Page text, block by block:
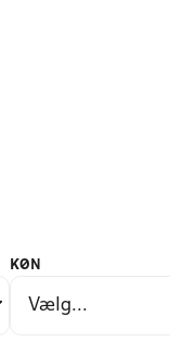
KØN